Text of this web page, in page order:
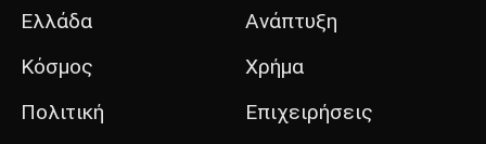
Ελλάδα
Κόσμος
Πολιτική
Ανάπτυξη
Χρήμα
Επιχειρήσεις